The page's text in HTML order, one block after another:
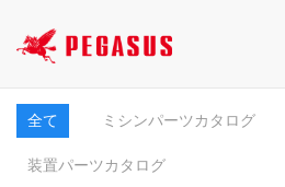
全て ミシンパーツカタログ
装置パーツカタログ